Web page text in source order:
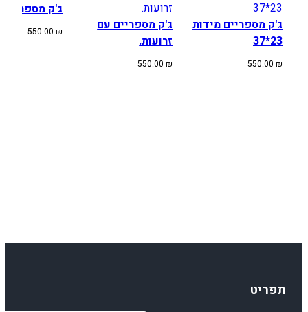
ג'ק מספריים מידות
23*37
550.00 ₪
ג'ק מספריים עם
זרועות.
550.00₪
ג'ק מספריים.
550.00₪
תפריט